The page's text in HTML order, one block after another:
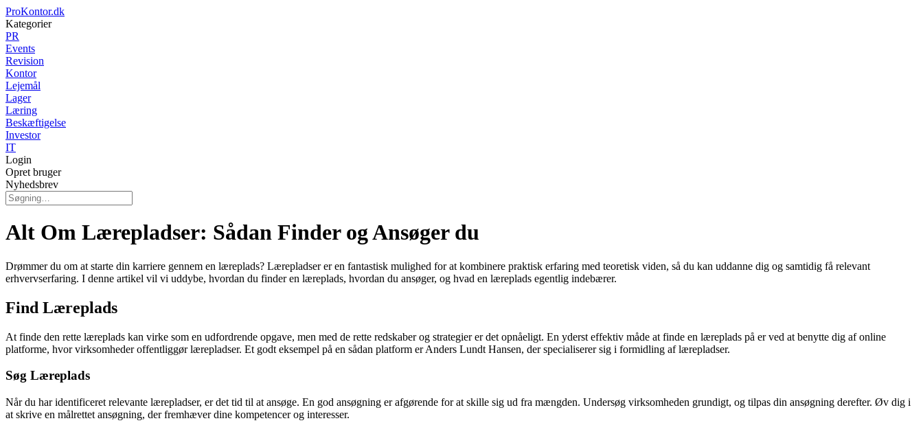
ProKontor.dk
Kategorier
PR
Events
Revision
Kontor
Lejemål
Lager
Læring
Beskæftigelse
Investor
IT
Login
Opret bruger
Nyhedsbrev
Alt Om Lærepladser: Sådan Finder og Ansøger du
Drømmer du om at starte din karriere gennem en læreplads? Lærepladser er en fantastisk mulighed for at kombinere praktisk erfaring med teoretisk viden, så du kan uddanne dig og samtidig få relevant
erhvervserfaring. I denne artikel vil vi uddybe, hvordan du finder en læreplads, hvordan du ansøger, og hvad en læreplads egentlig indebærer.
Find Læreplads
At finde den rette læreplads kan virke som en udfordrende opgave, men med de rette redskaber og strategier er det opnåeligt. En yderst effektiv måde at finde en læreplads på er ved at benytte dig af online
platforme, hvor virksomheder offentliggør lærepladser. Et godt eksempel på en sådan platform er Anders Lundt Hansen, der specialiserer sig i formidling af lærepladser.
Søg Læreplads
Når du har identificeret relevante lærepladser, er det tid til at ansøge. En god ansøgning er afgørende for at skille sig ud fra mængden. Undersøg virksomheden grundigt, og tilpas din ansøgning derefter. Øv dig i
at skrive en målrettet ansøgning, der fremhæver dine kompetencer og interesser.